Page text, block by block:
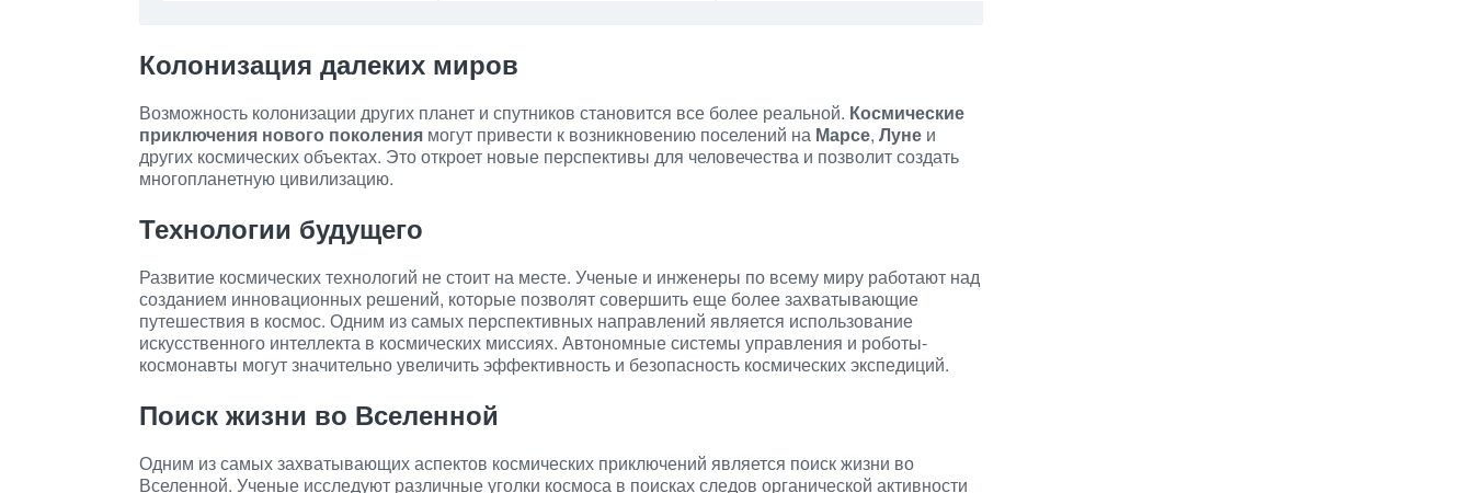
Колонизация далеких миров
Возможность колонизации других планет и спутников становится все более реальной. Космические
приключения нового поколения могут привести к возникновению поселений на Марсе, Луне и
других космических объектах. Это откроет новые перспективы для человечества и позволит создать
многопланетную цивилизацию.
Технологии будущего
Развитие космических технологий не стоит на месте. Ученые и инженеры по всему миру работают над
созданием инновационных решений, которые позволят совершить еще более захватывающие
путешествия в космос. Одним из самых перспективных направлений является использование
искусственного интеллекта в космических миссиях. Автономные системы управления и роботы-
космонавты могут значительно увеличить эффективность и безопасность космических экспедиций.
Поиск жизни во Вселенной
Одним из самых захватывающих аспектов космических приключений является поиск жизни во
Вселенной. Ученые исследуют различные уголки космоса в поисках следов органической активности